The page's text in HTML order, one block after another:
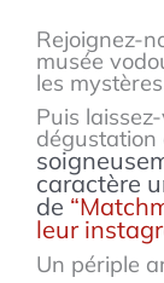
Rejoignez-
musée
les
Puis
dégustation
caractère
de
leur
Un périple